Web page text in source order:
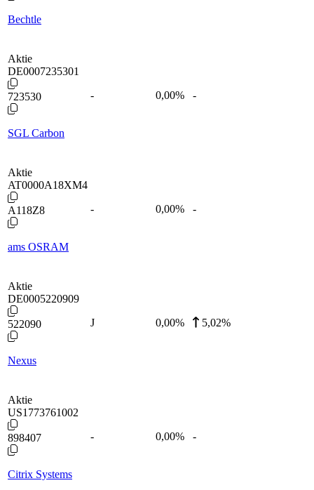
Bechtle
Aktie
DE0007235301
723530
SGL Carbon
- 0,00% -
Aktie
AT0000A18XM4
A118Z8
ams OSRAM
- 0,00% -
Aktie
DE0005220909
522090
Nexus
J 0,00% 5,02%
Aktie
US1773761002
898407
Citrix Systems
- 0,00% -